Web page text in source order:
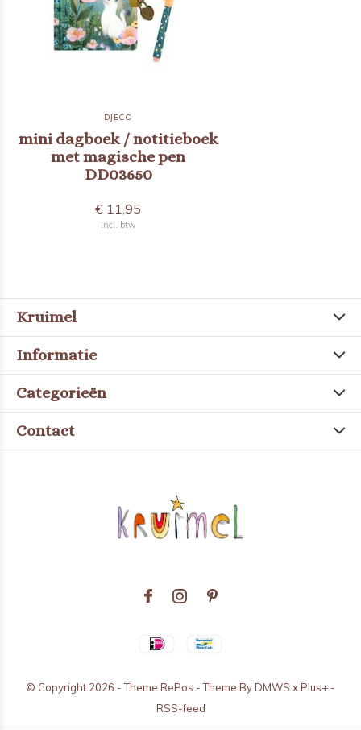
DJECO
mini dagboek / notitieboek
met magische pen
DD03650
€ 11,95
Incl. btw
Kruimel
Informatie
Categorieën
Contact
© Copyright 2026 - Theme RePos - Theme ByDMWS xPlus+ -
RSS-feed